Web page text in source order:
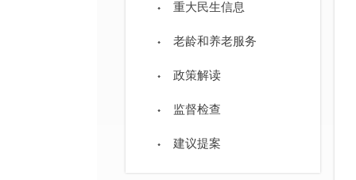
重大民生信息
老龄和养老服务
政策解读
监督检查
建议提案